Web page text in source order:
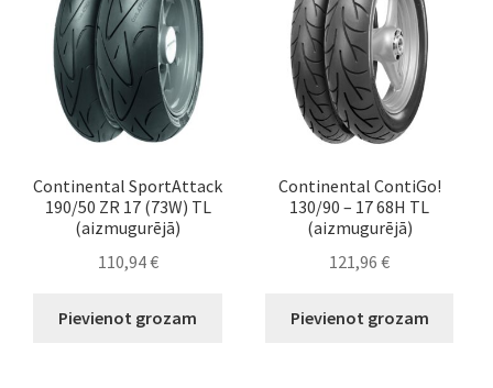
Continental SportAttack
190/50 ZR 17 (73W) TL
(aizmugurējā)
110,94€
Pievienot grozam
Continental ContiGo!
130/90 – 17 68H TL
(aizmugurējā)
121,96€
Pievienot grozam